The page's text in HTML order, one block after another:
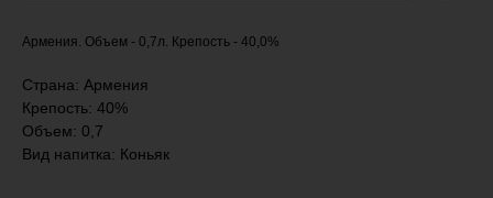
Армения. Объем - 0,7л. Крепость - 40,0%
Страна: Армения
Крепость: 40%
Объем: 0,7
Вид напитка: Коньяк